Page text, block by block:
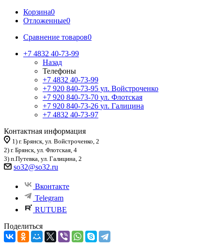
Корзина0
Отложенные0
Сравнение товаров0
+7 4832 40-73-99
Назад
Телефоны
+7 4832 40-73-99
+7 920 840-73-95 ул. Войстроченко
+7 920 840-73-70 ул. Флотская
+7 920 840-73-26 ул. Галицина
+7 4832 40-73-97
Контактная информация
1) г. Брянск, ул. Войстроченко, 2
2) г. Брянск, ул. Флотская, 4
3) п.Путевка, ул. Галицина, 2
so32@so32.ru
Вконтакте
Telegram
RUTUBE
Поделиться